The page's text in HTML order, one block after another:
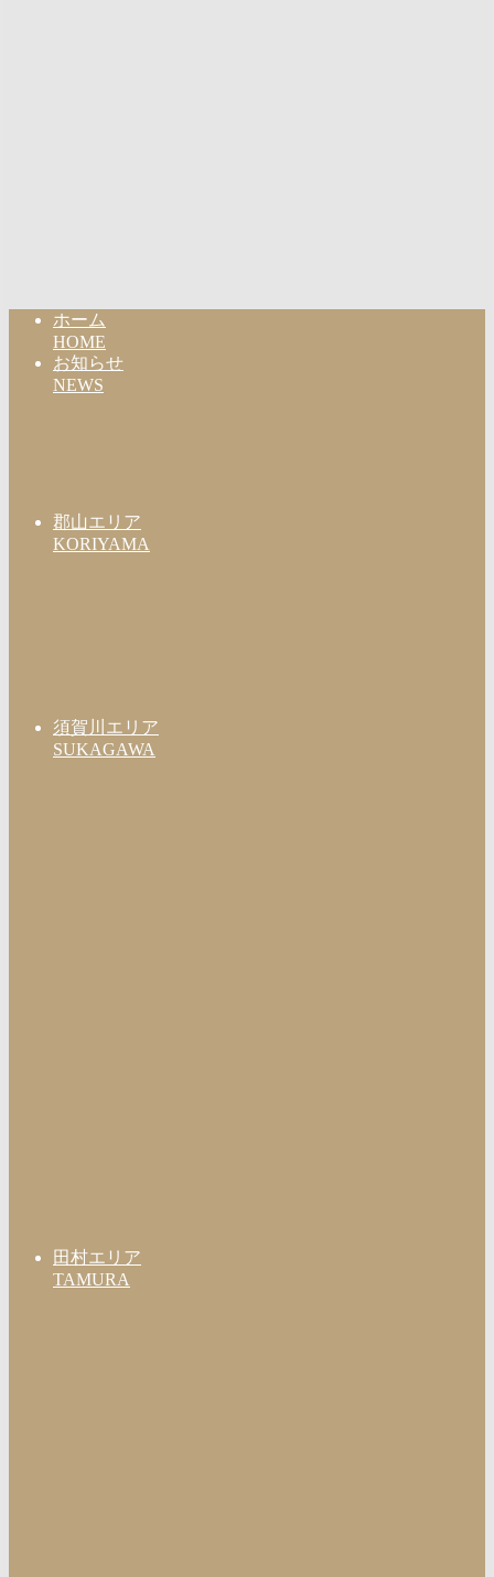
ホーム
HOME
お知らせ
NEWS
郡山エリア
KORIYAMA
須賀川エリア
SUKAGAWA
田村エリア
TAMURA